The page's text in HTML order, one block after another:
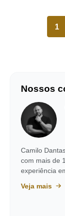
1
Nossos
Camilo
com mais de
experiência
Veja mais